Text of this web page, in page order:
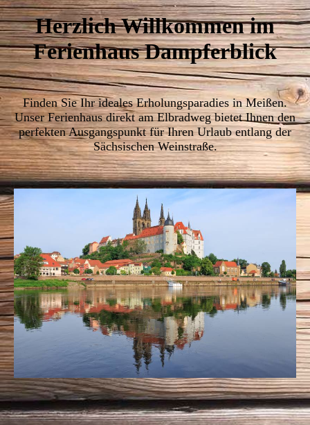
Herzlich Willkommen im
Ferienhaus Dampferblick
Finden Sie Ihr ideales Erholungsparadies in Meißen.
Unser Ferienhaus direkt am Elbradweg bietet Ihnen den
perfekten Ausgangspunkt für Ihren Urlaub entlang der
Sächsischen Weinstraße.